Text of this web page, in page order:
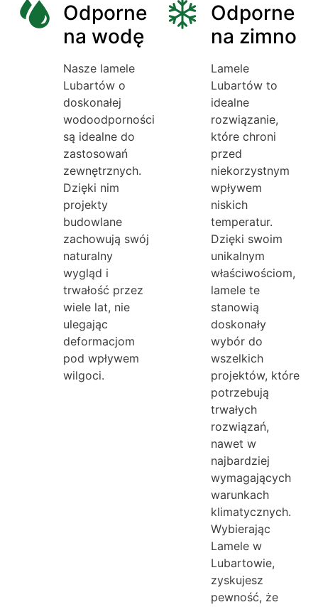
Odporne
na wodę
Nasze lamele
Lubartów o
doskonałej
wodoodporności
są idealne do
zastosowań
zewnętrznych.
Dzięki nim
projekty
budowlane
zachowują swój
naturalny
wygląd i
trwałość przez
wiele lat, nie
ulegając
deformacjom
pod wpływem
wilgoci.
Odporne
na zimno
Lamele
Lubartów to
idealne
rozwiązanie,
które chroni
przed
niekorzystnym
wpływem
niskich
temperatur.
Dzięki swoim
unikalnym
właściwościom,
lamele te
stanowią
doskonały
wybór do
wszelkich
projektów, które
potrzebują
trwałych
rozwiązań,
nawet w
najbardziej
wymagających
warunkach
klimatycznych.
Wybierając
Lamele w
Lubartowie,
zyskujesz
pewność, że